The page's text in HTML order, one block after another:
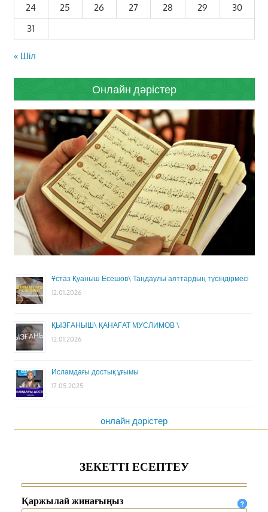
24
25 26 27 28 29
30
31
« Шіл
Онлайн дәрістер
Ұстаз Қуаныш Есешов\ Таңдаулы аяттардың түсіндірмесі
12.01.2026
ҚЫЗҒАНЫШ\ ҚАНАҒАТ МУСЛИМОВ \
12.01.2026
Исламдағы достық ұғымы
17.05.2025
онлайн дәрістер